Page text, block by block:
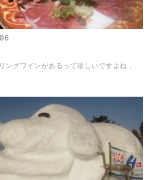
ングワインがあるって珍しいですよね．